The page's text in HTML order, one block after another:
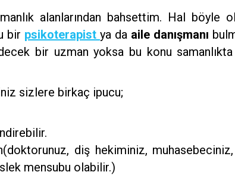
alanlarından bahsettim. Hal böyle
bir psikoterapistya da aile danışmanı
bir uzman yoksa bu konu
sizlere birkaç ipucu;
diş hekiminiz,
mensubu olabilir.)